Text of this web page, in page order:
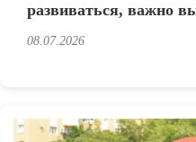
развиваться, важно
08.07.2026